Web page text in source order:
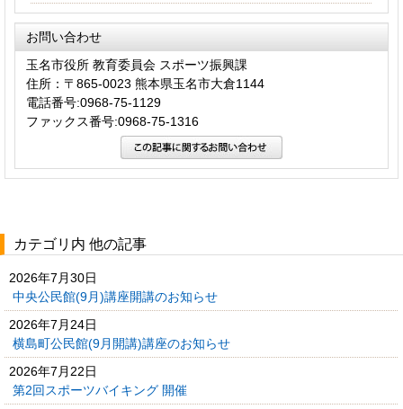
お問い合わせ
玉名市役所 教育委員会 スポーツ振興課
住所：〒865-0023 熊本県玉名市大倉1144
電話番号:0968-75-1129
ファックス番号:0968-75-1316
カテゴリ内 他の記事
2026年7月30日
中央公民館(9月)講座開講のお知らせ
2026年7月24日
横島町公民館(9月開講)講座のお知らせ
2026年7月22日
第2回スポーツバイキング 開催